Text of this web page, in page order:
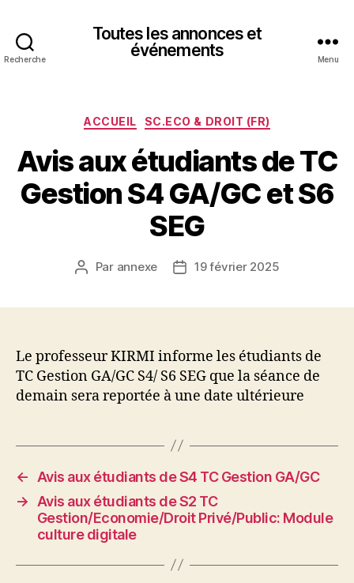
Recherche
Toutes les annonces et
événements
Menu
Catégories
ACCUEIL SC.ECO & DROIT (FR)
Avis aux étudiants de TC
Gestion S4 GA/GC et S6
SEG
Auteur
Par annexe
Date19 février 2025
Le professeur KIRMI informe les étudiants de
TC Gestion GA/GC S4/ S6 SEG que la séance de
demain sera reportée à une date ultérieure
←
Avis aux étudiants de S4 TC Gestion GA/GC
→
Avis aux étudiants de S2 TC
Gestion/Economie/Droit Privé/Public: Module
culture digitale